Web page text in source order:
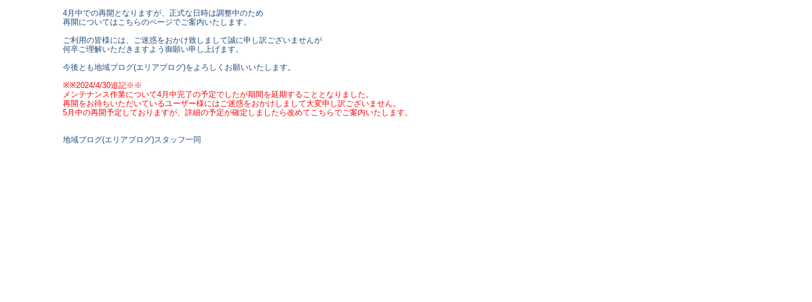
4月中での再開となりますが、正式な日時は調整中のため
再開についてはこちらのページでご案内いたします。
ご利用の皆様には、ご迷惑をおかけ致しまして誠に申し訳ございませんが
何卒ご理解いただきますよう御願い申し上げます。
今後とも地域ブログ(エリアブログ)をよろしくお願いいたします。
※※2024/4/30追記※※
メンテナンス作業について4月中完了の予定でしたが期間を延期することとなりました。
再開をお待ちいただいているユーザー様にはご迷惑をおかけしまして大変申し訳ございません。
5月中の再開予定しておりますが、詳細の予定が確定しましたら改めてこちらでご案内いたします。
地域ブログ(エリアブログ)スタッフ一同